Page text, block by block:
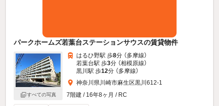
パークホームズ若葉台ステーションサウスの賃貸物件
すべての写真
はるひ野駅 歩8分 （多摩線）
若葉台駅 歩3分 （相模原線）
黒川駅 歩12分 （多摩線）
神奈川県川崎市麻生区黒川612-1
7階建 / 16年8ヶ月 / RC